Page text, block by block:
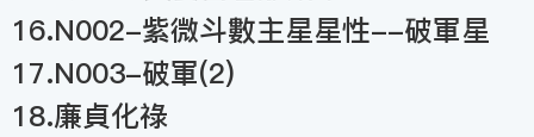
16.N002-紫微斗數主星星性--破軍星
17.N003-破軍(2)
18.廉貞化祿